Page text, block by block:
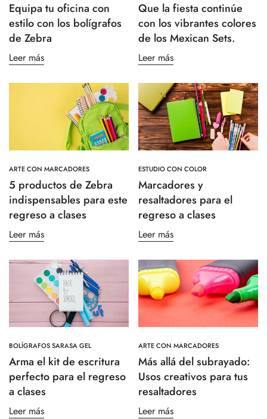
Equipa tu oficina con
estilo con los bolígrafos
de Zebra
Leer más
Que la fiesta continúe
con los vibrantes colores
de los Mexican Sets.
Leer más
ARTE CON MARCADORES
5 productos de Zebra
indispensables para este
regreso a clases
Leer más
ESTUDIO CON COLOR
Marcadores y
resaltadores para el
regreso a clases
Leer más
BOLÍGRAFOS SARASA GEL
Arma el kit de escritura
perfecto para el regreso
a clases
Leer más
ARTE CON MARCADORES
Más allá del subrayado:
Usos creativos para tus
resaltadores
Leer más